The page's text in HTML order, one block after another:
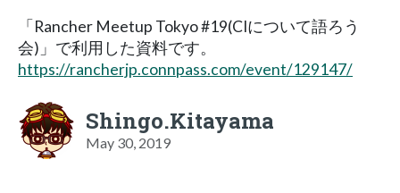
「Rancher Meetup Tokyo #19(CIについて語ろう
会)」で利用した資料です。
https://rancherjp.connpass.com/event/129147/
Shingo.Kitayama
May 30, 2019